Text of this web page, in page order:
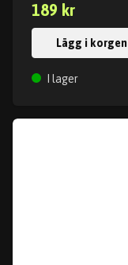
189 kr
Lägg i korgen
I lager